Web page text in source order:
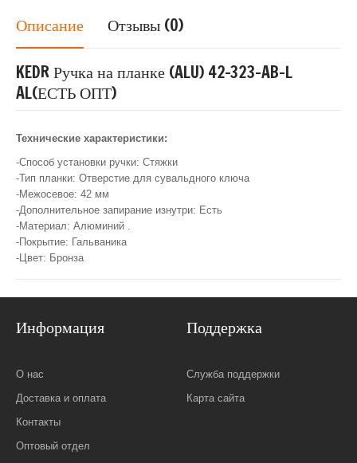
Описание Отзывы (0)
KEDR Ручка на планке (ALU) 42-323-AB-L
AL(ЕСТЬ ОПТ)
Технические характеристики:
-Способ установки ручки: Стяжки
-Тип планки: Отверстие для сувальдного ключа
-Межосевое: 42 мм
-Дополнительное запирание изнутри: Есть
-Материал: Алюминий .
-Покрытие: Гальваника
-Цвет: Бронза
Информация
О нас
Доставка и оплата
Контакты
Оптовый отдел
Поддержка
Служба поддержки
Карта сайта